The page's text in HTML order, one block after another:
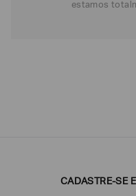
estamos
CADASTRE-SE